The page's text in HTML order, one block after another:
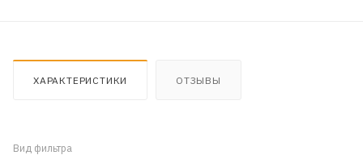
ХАРАКТЕРИСТИКИ ОТЗЫВЫ
Вид фильтра